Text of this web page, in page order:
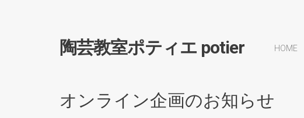
陶芸教室ポティエ potier HOME
オンライン企画のお知らせ